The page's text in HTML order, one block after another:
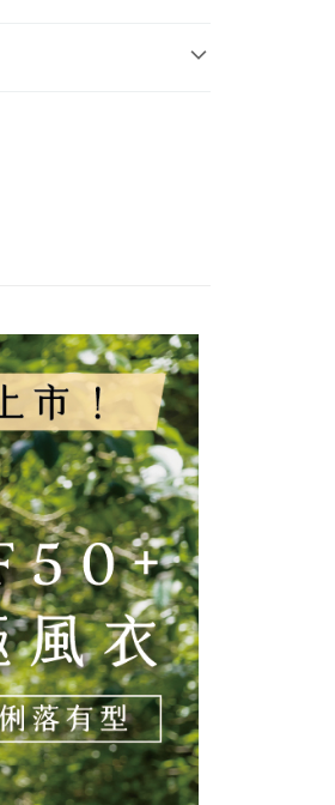
後會自動跳轉到大哥付的交易
繳款截止日，確認付款後即
。
以下簡稱本公司）所提供，讓
，並由商店將買賣／分期付
司帳單繳交帳款。
關係目的，商店將以您的個人
哥大進項蒐集、處理及利
之確認、核對及更正。
oppay.tw/userRule
即可完成結帳。
。
中的連結，可透過四大超商
視為交易完成。
但若您需要取消訂單，請聯
仍視為有效，需透過AFTEE
結帳頁面顯示為準，若有關於
問，請聯繫「AFTEE先享後
support/home
先享後付」服務完成之
，並將交易相關給付款項請
：
監護人之同意方可使用
之損失，本公司不負相關責
帳號之用戶狀況，依本公司
足之情形，本公司將視審查
費
費
費
費
查看運費